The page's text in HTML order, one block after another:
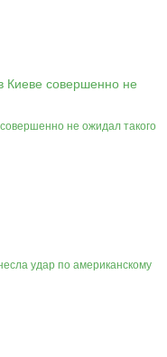
не ожидал такого
удар по американскому